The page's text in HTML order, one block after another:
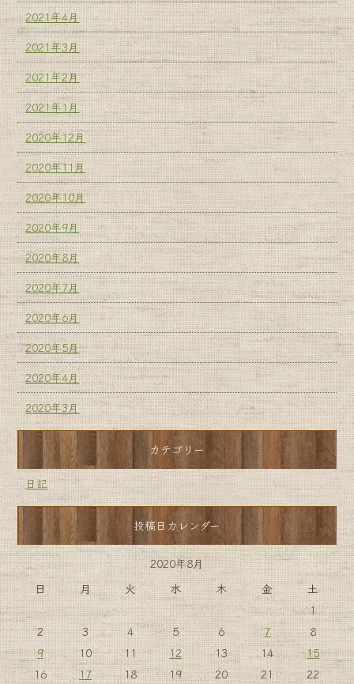
2021年4月
2021年3月
2021年2月
2021年1月
2020年12月
2020年11月
2020年10月
2020年9月
2020年8月
2020年7月
2020年6月
2020年5月
2020年4月
2020年3月
カテゴリー
日記
投稿日カレンダー
2020年8月
日
月 火 水 木 金
土
1
2
3 4 5 6 7
8
9
10 11 12 13 14
15
16
17 18 19 20 21 22